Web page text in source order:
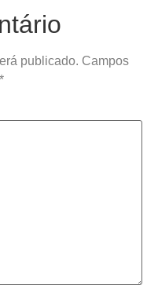
publicado. Campos
*